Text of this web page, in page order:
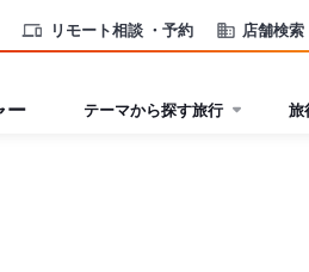
リモート相談 ・予約 店舗検索
ー テーマから探す旅行 旅